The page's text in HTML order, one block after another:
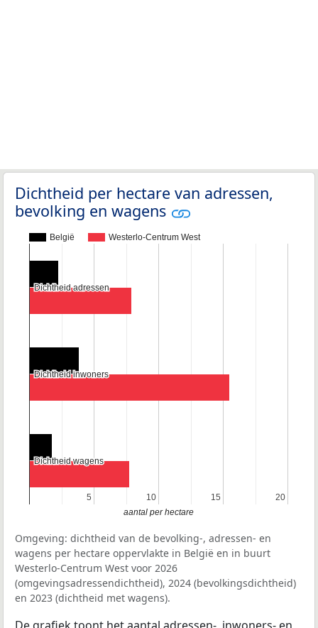
Dichtheid per hectare van adressen,
bevolking en wagens
België Westerlo-Centrum West
5
5 10
10 15
15 20
20
Dichtheid adressen
Dichtheid adressen
Dichtheid inwoners
Dichtheid inwoners
Dichtheid wagens
Dichtheid wagens
aantal per hectare
Omgeving: dichtheid van de bevolking-, adressen- en
wagens per hectare oppervlakte in België en in buurt
Westerlo-Centrum West voor 2026
(omgevingsadressendichtheid), 2024 (bevolkingsdichtheid)
en 2023 (dichtheid met wagens).